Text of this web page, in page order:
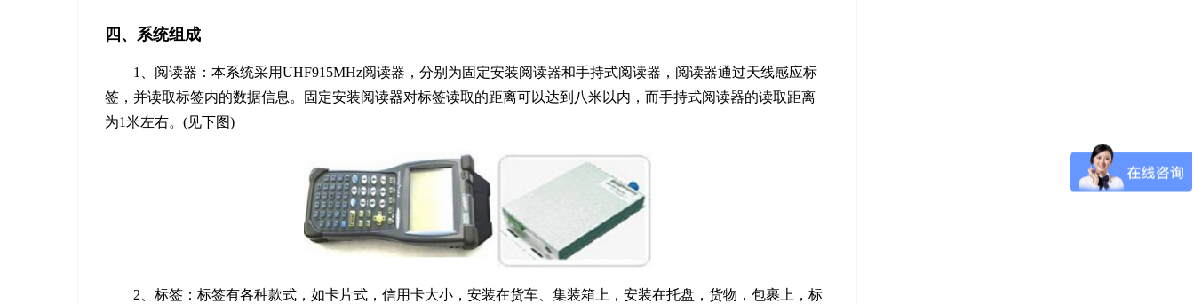
四、系统组成
1、阅读器：本系统采用UHF915MHz阅读器，分别为固定安装阅读器和手持式阅读器，阅读器通过天线感应标
签，并读取标签内的数据信息。固定安装阅读器对标签读取的距离可以达到八米以内，而手持式阅读器的读取距离
为1米左右。(见下图)
2、标签：标签有各种款式，如卡片式，信用卡大小，安装在货车、集装箱上，安装在托盘，货物，包裹上，标